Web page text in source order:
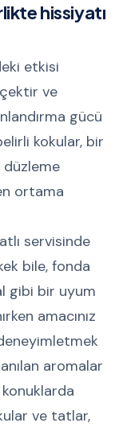
hissiyatı
etkisi
ve
gücü
kokular, bir
ortama
servisinde
bile, fonda
gibi bir uyum
amacınız
aromalar
ve tatlar,